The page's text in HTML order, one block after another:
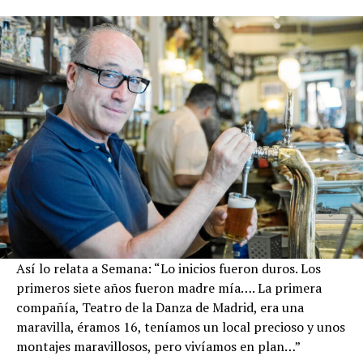
Así lo relata a Semana: “Lo inicios fueron duros. Los
primeros siete años fueron madre mía…. La primera
compañía, Teatro de la Danza de Madrid, era una
maravilla, éramos 16, teníamos un local precioso y unos
montajes maravillosos, pero vivíamos en plan…”